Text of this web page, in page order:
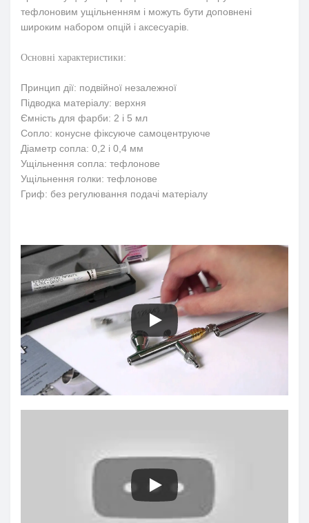
тефлоновим ущільненням і можуть бути доповнені
широким набором опцій і аксесуарів.
Основні характеристики:
Принцип дії: подвійної незалежної
Підводка матеріалу: верхня
Ємність для фарби: 2 і 5 мл
Сопло: конусне фіксуюче самоцентруюче
Діаметр сопла: 0,2 і 0,4 мм
Ущільнення сопла: тефлонове
Ущільнення голки: тефлонове
Гриф: без регулювання подачі матеріалу